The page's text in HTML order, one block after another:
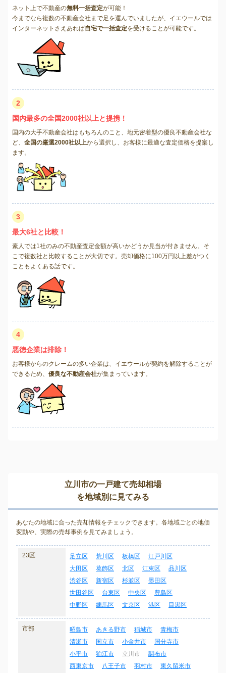
ネット上で不動産の無料一括査定が可能！
今までなら複数の不動産会社まで足を運んでいましたが、イエウールでは
インターネットさえあれば自宅で一括査定を受けることが可能です。
2
国内最多の全国2000社以上と提携！
国内の大手不動産会社はもちろんのこと、地元密着型の優良不動産会社な
ど、 全国の厳選2000社以上から選択し、お客様に最適な査定価格を提案し
ます。
3
最大6社と比較！
素人では1社のみの不動産査定金額が高いかどうか見当が付きません。そ
こで複数社と比較することが大切です。売却価格に100万円以上差がつく
こともよくある話です。
4
悪徳企業は排除！
お客様からのクレームの多い企業は、イエウールが契約を解除することが
できるため、 優良な不動産会社が集まっています。
立川市の一戸建て売却相場
を地域別に見てみる
あなたの地域に合った売却情報をチェックできます。各地域ごとの地価
変動や、実際の売却事例を見てみましょう。
23区 足立区 荒川区 板橋区
江戸川区
大田区
葛飾区 北区 江東区
品川区
渋谷区
新宿区 杉並区
墨田区
世田谷区
台東区 中央区
豊島区
中野区
練馬区 文京区 港区 目黒区
市部 昭島市 あきる野市 稲城市
青梅市
清瀬市
国立市 小金井市
国分寺市
小平市
狛江市 立川市
調布市
西東京市
八王子市 羽村市 東久留米市